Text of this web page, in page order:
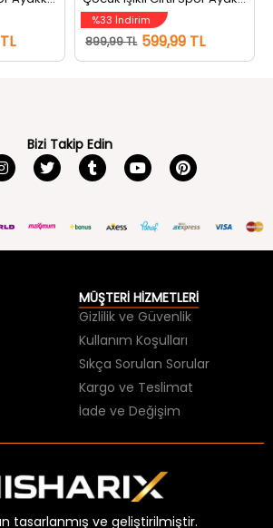
899,99 TL 599,99 TL
Gizlilik ve Güvenlik
Kullanım Koşulları
Sıkça Sorulan Sorular
Kargo ve Teslimat
İade ve Değişim
tasarlanmış ve geliştirilmiştir.